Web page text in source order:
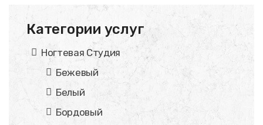
Категории услуг
Ногтевая Студия
Бежевый
Белый
Бордовый